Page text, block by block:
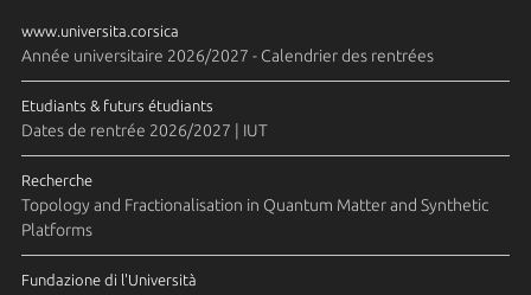
www.universita.corsica
Année universitaire 2026/2027 - Calendrier des rentrées
Etudiants & futurs étudiants
Dates de rentrée 2026/2027 | IUT
Recherche
Topology and Fractionalisation in Quantum Matter and Synthetic
Platforms
Fundazione di l'Università